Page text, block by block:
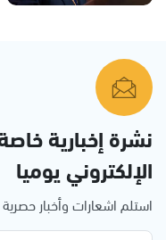
نشرة إخبارية
الإلكتروني يوميا
استلم اشعارات وأخبار